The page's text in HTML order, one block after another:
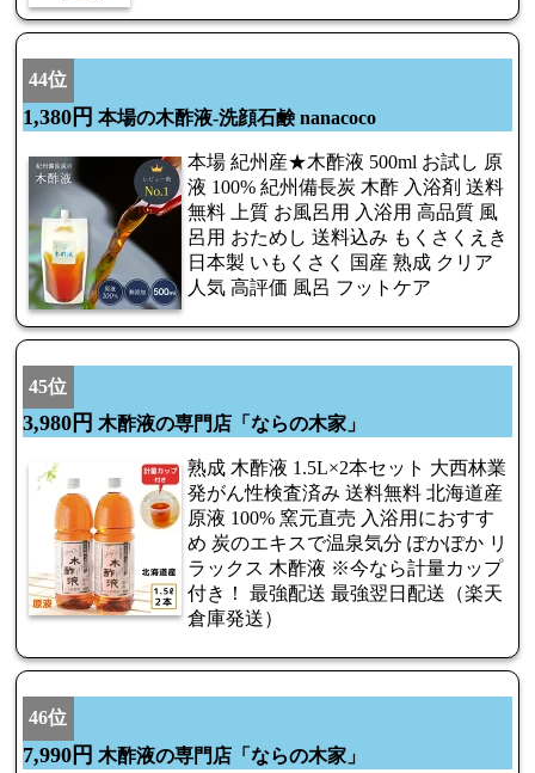
44位
1,380円 本場の木酢液-洗顔石鹸 nanacoco
本場 紀州産★木酢液 500ml お試し 原
液 100% 紀州備長炭 木酢 入浴剤 送料
無料 上質 お風呂用 入浴用 高品質 風
呂用 おためし 送料込み もくさくえき
日本製 いもくさく 国産 熟成 クリア
人気 高評価 風呂 フットケア
45位
3,980円 木酢液の専門店「ならの木家」
熟成 木酢液 1.5L×2本セット 大西林業
発がん性検査済み 送料無料 北海道産
原液 100% 窯元直売 入浴用におすす
め 炭のエキスで温泉気分 ぽかぽか リ
ラックス 木酢液 ※今なら計量カップ
付き！ 最強配送 最強翌日配送（楽天
倉庫発送）
46位
7,990円 木酢液の専門店「ならの木家」